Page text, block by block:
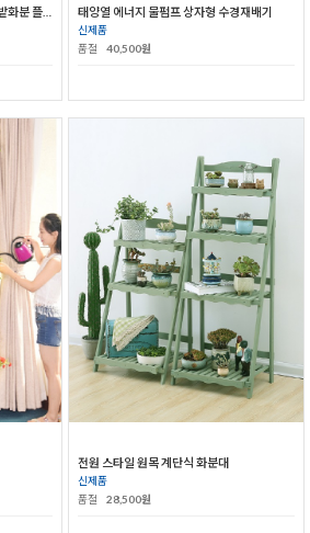
태양열 에너지 물펌프 상자형 수경재배기
신제품
품절
40,500원
전원 스타일 원목 계단식 화분대
신제품
품절
28,500원